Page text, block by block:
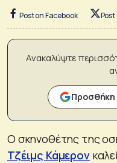
Post on Facebook Post
Ανακαλύψτε
Προσθήκη
Ο σκηνοθέτης της
Τζέιμς Κάμερον